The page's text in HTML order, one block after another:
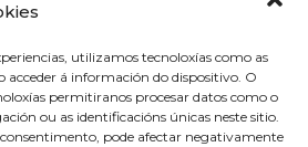
utilizamos tecnoloxías como as
acceder á información do dispositivo. O
permitiranos procesar datos como o
ou as identificacións únicas neste sitio.
pode afectar negativamente